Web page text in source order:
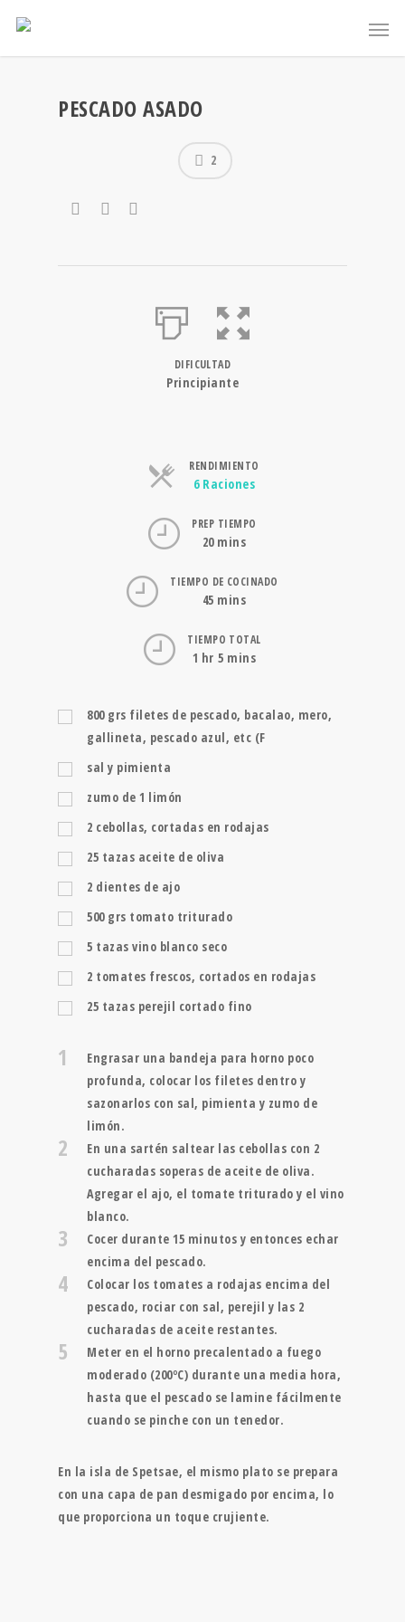
PESCADO ASADO
2
DIFICULTAD
Principiante
RENDIMIENTO
6 RacionesRaciones
PREP TIEMPO
20 mins
TIEMPO DE COCINADO
45 mins
TIEMPO TOTAL
1 hr 5 mins
800 grs filetes de pescado, bacalao, mero,
gallineta, pescado azul, etc (F
sal y pimienta
zumo de 1 limón
2 cebollas, cortadas en rodajas
25 tazas aceite de oliva
2 dientes de ajo
500 grs tomato triturado
5 tazas vino blanco seco
2 tomates frescos, cortados en rodajas
25 tazas perejil cortado fino
1
Engrasar una bandeja para horno poco
profunda, colocar los filetes dentro y
sazonarlos con sal, pimienta y zumo de
limón.
2
En una sartén saltear las cebollas con 2
cucharadas soperas de aceite de oliva.
Agregar el ajo, el tomate triturado y el vino
blanco.
3
Cocer durante 15 minutos y entonces echar
encima del pescado.
4
Colocar los tomates a rodajas encima del
pescado, rociar con sal, perejil y las 2
cucharadas de aceite restantes.
5
Meter en el horno precalentado a fuego
moderado (200ºC) durante una media hora,
hasta que el pescado se lamine fácilmente
cuando se pinche con un tenedor.
En la isla de Spetsae, el mismo plato se prepara
con una capa de pan desmigado por encima, lo
que proporciona un toque crujiente.